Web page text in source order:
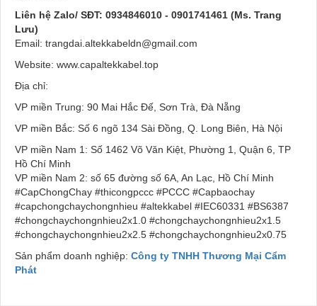
Liên hệ Zalo/ SĐT: 0934846010 - 0901741461 (Ms. Trang
Lưu)
Email: trangdai.altekkabeldn@gmail.com
Website: www.capaltekkabel.top
Địa chỉ:
VP miền Trung: 90 Mai Hắc Đế, Sơn Trà, Đà Nẵng
VP miền Bắc: Số 6 ngõ 134 Sài Đồng, Q. Long Biên, Hà Nội
VP miền Nam 1: Số 1462 Võ Văn Kiệt, Phường 1, Quận 6, TP
Hồ Chí Minh
VP miền Nam 2: số 65 đường số 6A, An Lạc, Hồ Chí Minh
#CapChongChay #thicongpccc #PCCC #Capbaochay
#capchongchaychongnhieu #altekkabel #IEC60331 #BS6387
#chongchaychongnhieu2x1.0 #chongchaychongnhieu2x1.5
#chongchaychongnhieu2x2.5 #chongchaychongnhieu2x0.75
Sản phẩm doanh nghiệp: Công ty TNHH Thương Mại Cẩm
Phát